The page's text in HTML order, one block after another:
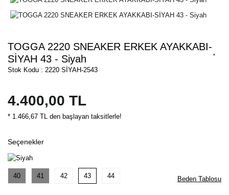
TOGGA 2220 SNEAKER ERKEK AYAKKABI-
SİYAH 43 - Siyah
Stok Kodu : 2220 SİYAH-2543
4.400,00 TL
* 1.466,67 TL den başlayan taksitlerle!
Seçenekler
40 41 42 43 44 Beden Tablosu